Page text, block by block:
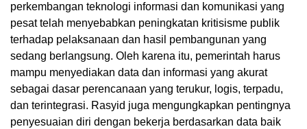
perkembangan teknologi informasi dan komunikasi yang
pesat telah menyebabkan peningkatan kritisisme publik
terhadap pelaksanaan dan hasil pembangunan yang
sedang berlangsung. Oleh karena itu, pemerintah harus
mampu menyediakan data dan informasi yang akurat
sebagai dasar perencanaan yang terukur, logis, terpadu,
dan terintegrasi. Rasyid juga mengungkapkan pentingnya
penyesuaian diri dengan bekerja berdasarkan data baik